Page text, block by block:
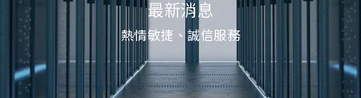
最新消息
熱情敏捷、誠信服務